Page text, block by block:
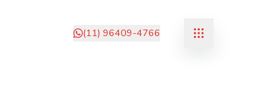
(11) 96409-4766